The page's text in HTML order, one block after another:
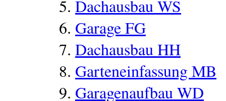
Dachausbau WS
Garage FG
Dachausbau HH
Garteneinfassung MB
Garagenaufbau WD